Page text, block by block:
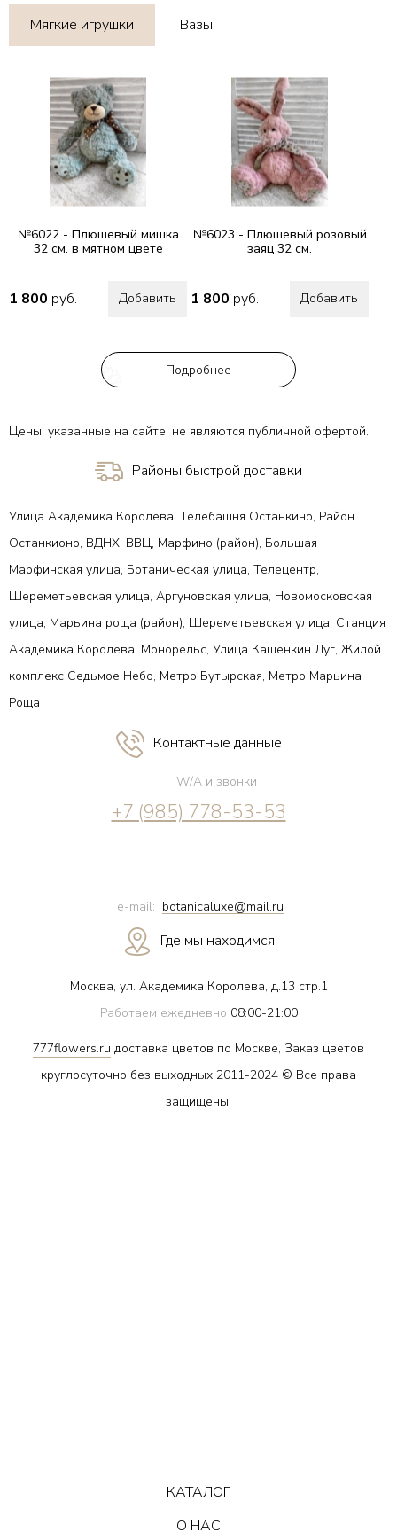
Мягкие игрушки Вазы
№6022 - Плюшевый мишка
32 см. в мятном цвете
1 800 руб. Добавить
№6023 - Плюшевый розовый
заяц 32 см.
1 800 руб. Добавить
Подробнее
Цены, указанные на сайте, не являются публичной офертой.
Районы быстрой доставки
Улица Академика Королева, Телебашня Останкино, Район
Останкионо, ВДНХ, ВВЦ, Марфино (район), Большая
Марфинская улица, Ботаническая улица, Телецентр,
Шереметьевская улица, Аргуновская улица, Новомосковская
улица, Марьина роща (район), Шереметьевская улица, Станция
Академика Королева, Монорельс, Улица Кашенкин Луг, Жилой
комплекс Седьмое Небо, Метро Бутырская, Метро Марьина
Роща
Контактные данные
W/A и звонки
+7 (985) 778-53-53
e-mail: botanicaluxe@mail.ru
Где мы находимся
Москва, ул. Академика Королева, д.13 стр.1
Работаем ежедневно 08:00-21:00
777flowers.ru доставка цветов по Москве, Заказ цветов
круглосуточно без выходных 2011-2024 © Все права
защищены.
КАТАЛОГ
О НАС